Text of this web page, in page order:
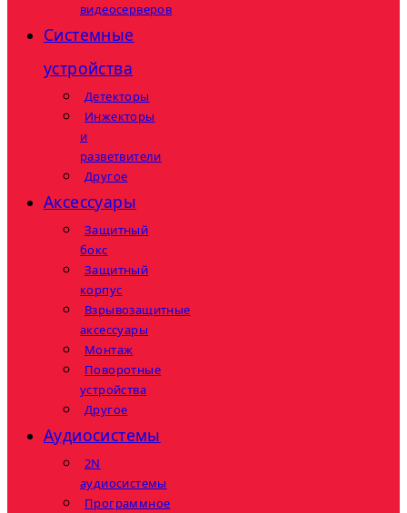
видеосерверов
Системные
устройства
Детекторы
Инжекторы
и
разветвители
Другое
Аксессуары
Защитный
бокс
Защитный
корпус
Взрывозащитные
аксессуары
Монтаж
Поворотные
устройства
Другое
Аудиосистемы
2N
аудиосистемы
Программное